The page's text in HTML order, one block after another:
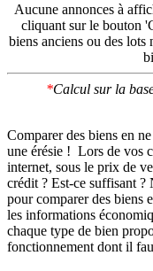
Aucune annonces à
cliquant sur le bouton
biens anciens ou des
*Calcul sur la
Comparer des biens en
une érésie ! Lors de vos
internet, sous le prix de
crédit ? Est-ce suffisant
pour comparer des biens
les informations
chaque type de bien
fonctionnement dont il